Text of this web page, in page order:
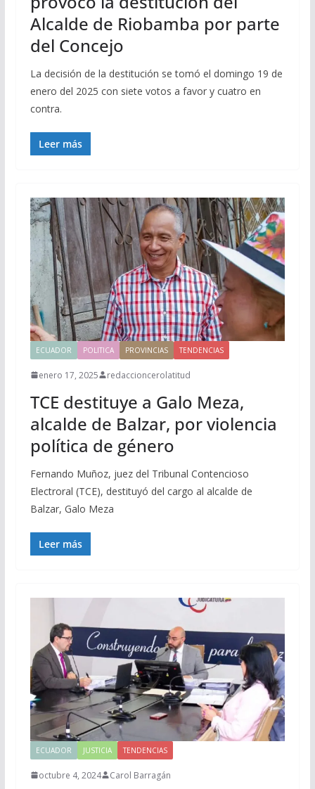
Alcalde de Riobamba por parte
del Concejo
La decisión de la destitución se tomó el domingo 19 de
enero del 2025 con siete votos a favor y cuatro en
contra.
Leer más
ECUADOR POLITICA PROVINCIAS TENDENCIAS
enero 17, 2025 redaccioncerolatitud
TCE destituye a Galo Meza,
alcalde de Balzar, por violencia
política de género
Fernando Muñoz, juez del Tribunal Contencioso
Electroral (TCE), destituyó del cargo al alcalde de
Balzar, Galo Meza
Leer más
ECUADOR JUSTICIA TENDENCIAS
octubre 4, 2024 Carol Barragán